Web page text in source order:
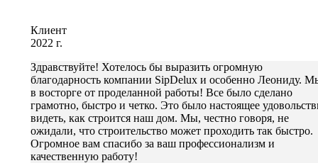
Клиент
2022 г.
Здравствуйте! Хотелось бы выразить огромную
благодарность компании SipDelux и особенно Леониду.
в восторге от проделанной работы! Все было сделано
грамотно, быстро и четко. Это было настоящее
видеть, как строится наш дом. Мы, честно говоря, не
ожидали, что строительство может проходить так быстро.
Огромное вам спасибо за ваш профессионализм и
качественную работу!